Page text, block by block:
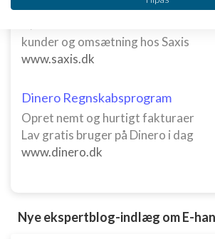
kunder og omsætning hos Saxis
www.saxis.dk
Dinero Regnskabsprogram
Opret nemt og hurtigt fakturaer
Lav gratis bruger på Dinero i dag
www.dinero.dk
Nye ekspertblog-indlæg om E-
IAB's behandlingsformål:
Opbevare og/eller tilgå oplysninger på en
enhed
Oprette profiler til tilpasset annoncering
Bruge profiler til at vælge tilpasset
annoncering
Bruge profiler til at vælge tilpasset